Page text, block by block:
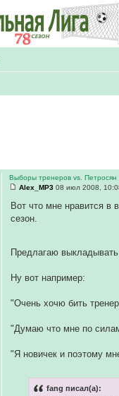
Выборы тренеров vs. Петросян
Alex_MP3 08 июл 2008,
Вот что мне нравится в
сезон.
Предлагаю
Ну вот например:
"Очень хочю бить
"Думаю что мне по
"Я новичек и поэтому
fang писал(а):